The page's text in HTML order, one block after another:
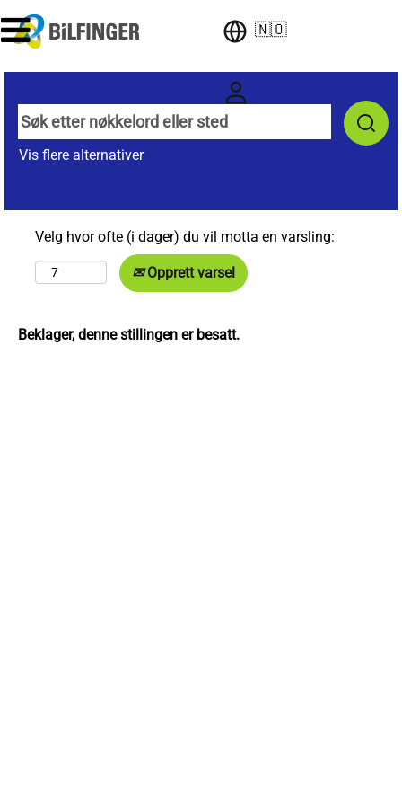
🇳🇴
Vis flere alternativer
Velg hvor ofte (i dager) du vil motta en varsling:
Opprett varsel
Beklager, denne stillingen er besatt.